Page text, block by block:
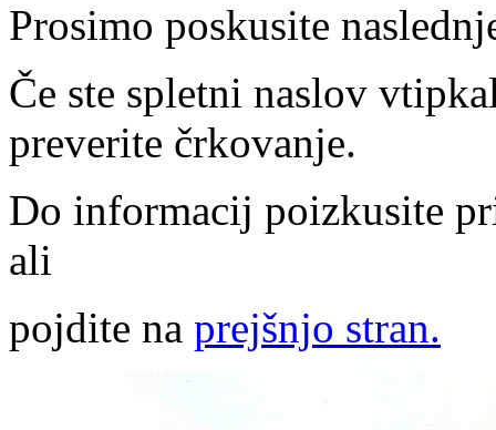
Prosimo poskusite
Če ste spletni naslov
preverite črkovanje.
Do informacij poizkusite
ali
pojdite na prejšnjo stran.